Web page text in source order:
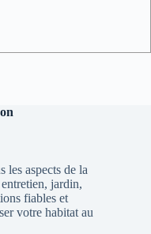
les aspects de la
jardin,
fiables et
votre habitat au